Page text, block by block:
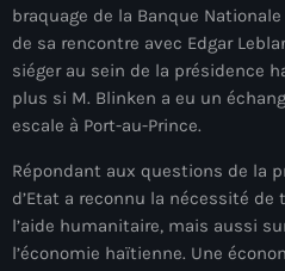
janvier 2026
décembre 2025
novembre 2025
septembre 2025
août 2025
braquage de la Banque
de sa rencontre avec Edgar
siéger au sein de la présidence
plus si M. Blinken a eu un
escale à Port-au-Prince.
Répondant aux questions de la
d’Etat a reconnu la nécessité
l’aide humanitaire, mais aussi
l’économie haïtienne. Une